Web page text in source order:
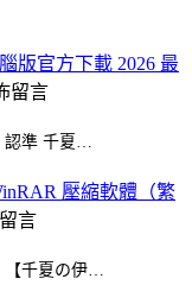
版官方下載 2026 最
留言
準 千夏…
壓縮軟體（繁
言
千夏の伊…